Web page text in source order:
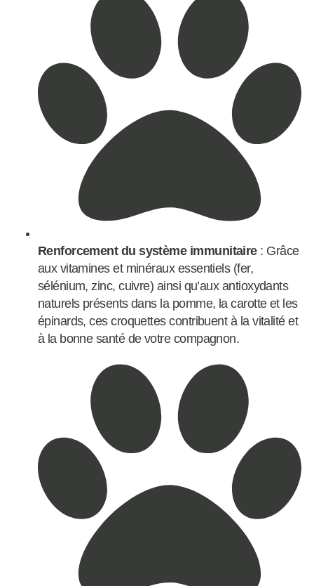
Renforcement du système immunitaire: Grâce
aux vitamines et minéraux essentiels (fer,
sélénium, zinc, cuivre) ainsi qu’aux antioxydants
naturels présents dans la pomme, la carotte et les
épinards, ces croquettes contribuent à la vitalité et
à la bonne santé de votre compagnon.